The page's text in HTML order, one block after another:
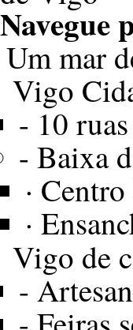
Navegue
Um mar
Vigo
- 10
- Baixa
·
·
Vigo de
-